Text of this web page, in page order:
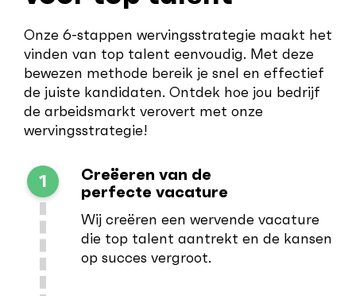
Onze 6-stappen wervingsstrategie maakt het
vinden van top talent eenvoudig. Met deze
bewezen methode bereik je snel en effectief
de juiste kandidaten. Ontdek hoe jou bedrijf
de arbeidsmarkt verovert met onze
wervingsstrategie!
1
Creëeren van de
perfecte vacature
Wij creëren een wervende vacature
die top talent aantrekt en de kansen
op succes vergroot.